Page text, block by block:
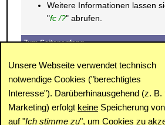
Weitere Informationen lassen
"fc /?" abrufen.
Zum Seitenanfang
Unsere Webseite verwendet technisch
notwendige Cookies ("berechtigtes
Interesse"). Darüberhinausgehend (z.
Marketing) erfolgt keine Speicherung
auf "Ich stimme zu", um Cookies zu
Impressum | Kontakt |
Abuse
| Newsletter |